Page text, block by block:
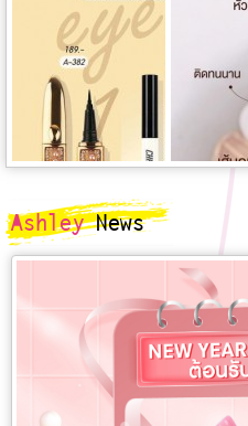
AshleyNews